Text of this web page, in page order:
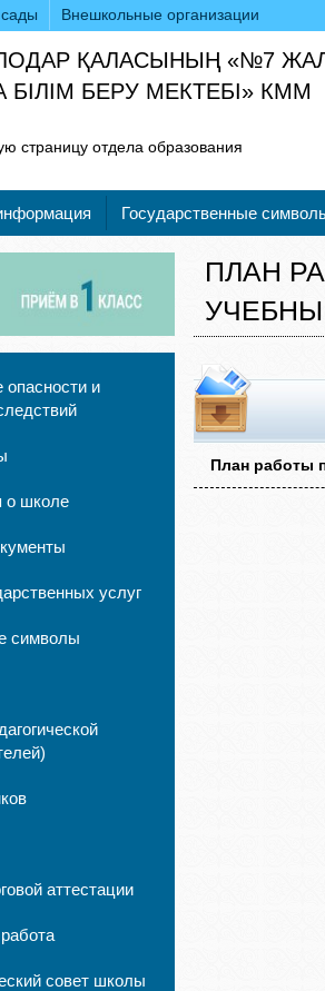
Внешкольные организации
ҚАЛАСЫНЫҢ «№7
БІЛІМ БЕРУ МЕКТЕБІ» КММ
страницу отдела образования
Государственные
и
о школе
услуг
символы
аттестации
совет школы
ПЛАН
План работы